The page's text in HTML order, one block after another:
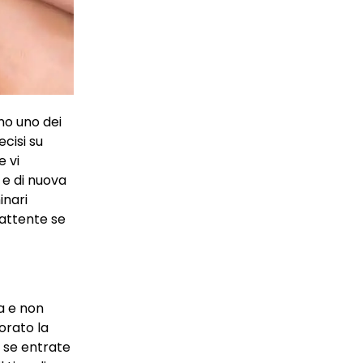
uno dei
su
vi
di nuova
se
e non
la
se entrate